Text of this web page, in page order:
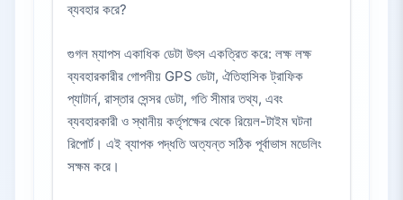
ব্যবহার করে?
গুগল ম্যাপস একাধিক ডেটা উৎস একত্রিত করে: লক্ষ লক্ষ
ব্যবহারকারীর গোপনীয় GPS ডেটা, ঐতিহাসিক ট্রাফিক
প্যাটার্ন, রাস্তার সেন্সর ডেটা, গতি সীমার তথ্য, এবং
ব্যবহারকারী ও স্থানীয় কর্তৃপক্ষের থেকে রিয়েল-টাইম ঘটনা
রিপোর্ট। এই ব্যাপক পদ্ধতি অত্যন্ত সঠিক পূর্বাভাস মডেলিং
সক্ষম করে।